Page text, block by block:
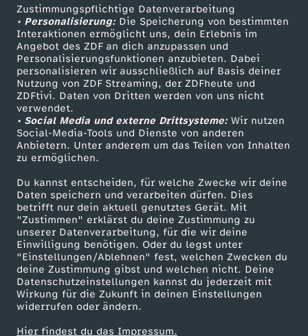
Zustimmungspflichtige Datenverarbeitung
• Personalisierung:Die Speicherung von bestimmten
Interaktionen ermöglicht uns, dein Erlebnis im
Angebot des ZDF an dich anzupassen und
Personalisierungsfunktionen anzubieten. Dabei
personalisieren wir ausschließlich auf Basis deiner
Nutzung von ZDF Streaming, der ZDFheute und
ZDFtivi. Daten von Dritten werden von uns nicht
verwendet.
• Social Media und externe Drittsysteme:Wir nutzen
Social-Media-Tools und Dienste von anderen
Anbietern. Unter anderem um das Teilen von Inhalten
zu ermöglichen.
Du kannst entscheiden, für welche Zwecke wir deine
Daten speichern und verarbeiten dürfen. Dies
betrifft nur dein aktuell genutztes Gerät. Mit
"Zustimmen" erklärst du deine Zustimmung zu
unserer Datenverarbeitung, für die wir deine
Einwilligung benötigen. Oder du legst unter
"Einstellungen/Ablehnen" fest, welchen Zwecken du
deine Zustimmung gibst und welchen nicht. Deine
Datenschutzeinstellungen kannst du jederzeit mit
Wirkung für die Zukunft in deinen Einstellungen
widerrufen oder ändern.
Hier findest du das Impressum.
h
t
m
i
t
J
a
n
B
ö
Livestreams
Sendungen A-Z
TV-Programm
Zuschauerservice
Hilfe
ZDF Unternehmen
Karriere
ZDF goes Schule
Werbefernsehen
Mainzelmännchen